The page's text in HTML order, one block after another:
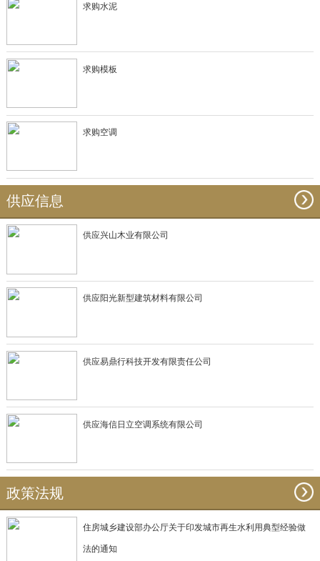
求购水泥
求购模板
求购空调
供应信息
供应兴山木业有限公司
供应阳光新型建筑材料有限公司
供应易鼎行科技开发有限责任公司
供应海信日立空调系统有限公司
政策法规
住房城乡建设部办公厅关于印发城市再生水利用典型经验做
法的通知